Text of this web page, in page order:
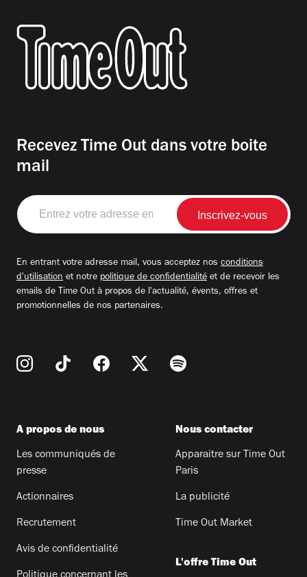
Recevez Time Out dans votre boite
mail
Entrez
votre
adresse
En entrant votre adresse mail, vous acceptez nos conditions
d'utilisation et notre politique de confidentialité et de recevoir les
emails de Time Out à propos de l'actualité, évents, offres et
promotionnelles de nos partenaires.
A propos de nous
Les communiqués de
presse
Actionnaires
Recrutement
Avis de confidentialité
Nous contacter
Apparaitre sur Time Out
Paris
La publicité
Time Out Market
L'offre Time Out